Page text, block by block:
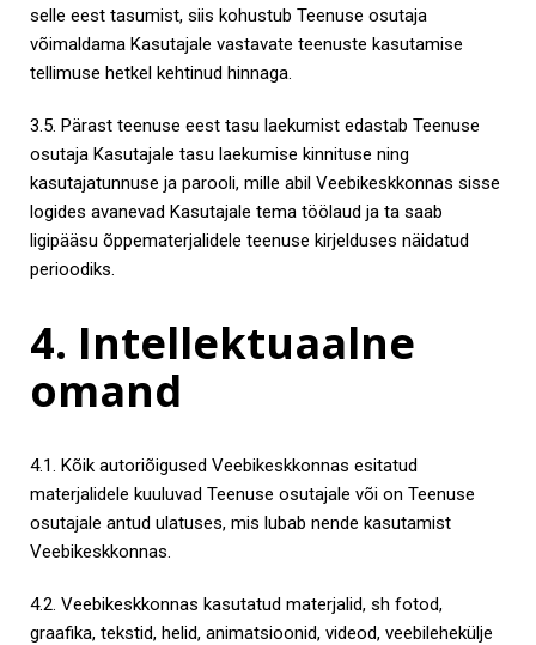
selle eest tasumist, siis kohustub Teenuse osutaja
võimaldama Kasutajale vastavate teenuste kasutamise
tellimuse hetkel kehtinud hinnaga.
3.5. Pärast teenuse eest tasu laekumist edastab Teenuse
osutaja Kasutajale tasu laekumise kinnituse ning
kasutajatunnuse ja parooli, mille abil Veebikeskkonnas sisse
logides avanevad Kasutajale tema töölaud ja ta saab
ligipääsu õppematerjalidele teenuse kirjelduses näidatud
perioodiks.
4. Intellektuaalne
omand
4.1. Kõik autoriõigused Veebikeskkonnas esitatud
materjalidele kuuluvad Teenuse osutajale või on Teenuse
osutajale antud ulatuses, mis lubab nende kasutamist
Veebikeskkonnas.
4.2. Veebikeskkonnas kasutatud materjalid, sh fotod,
graafika, tekstid, helid, animatsioonid, videod, veebilehekülje